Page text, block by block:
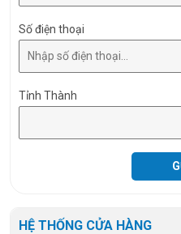
Số điện thoại
Tỉnh Thành
HỆ THỐNG CỬA HÀNG